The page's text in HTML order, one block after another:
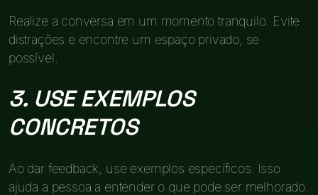
Realize a conversa em um momento tranquilo. Evite
distrações e encontre um espaço privado, se
possível.
3. USE EXEMPLOS
CONCRETOS
Ao dar feedback, use exemplos específicos. Isso
ajuda a pessoa a entender o que pode ser melhorado.